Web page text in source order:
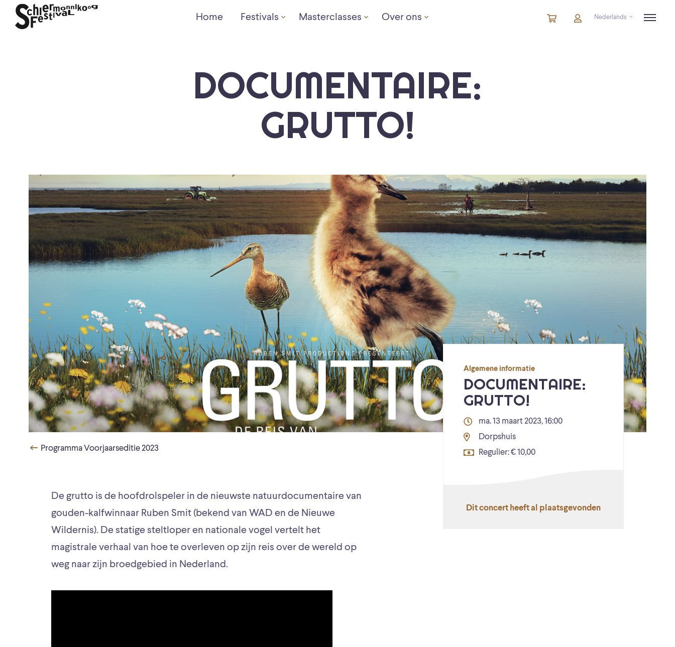
Home Festivals Masterclasses Over ons Winkelmandje
artikelenAccountNederlands
DOCUMENTAIRE:
GRUTTO!
Programma Voorjaarseditie 2023
De grutto is de hoofdrolspeler in de nieuwste natuurdocumentaire van
gouden-kalfwinnaar Ruben Smit (bekend van WAD en de Nieuwe
Wildernis). De statige steltloper en nationale vogel vertelt het
magistrale verhaal van hoe te overleven op zijn reis over de wereld op
weg naar zijn broedgebied in Nederland.
Algemene informatie
DOCUMENTAIRE:
GRUTTO!
ma. 13 maart 2023, 16:00
Dorpshuis
Regulier: € 10,00
Dit concert heeft al plaatsgevonden